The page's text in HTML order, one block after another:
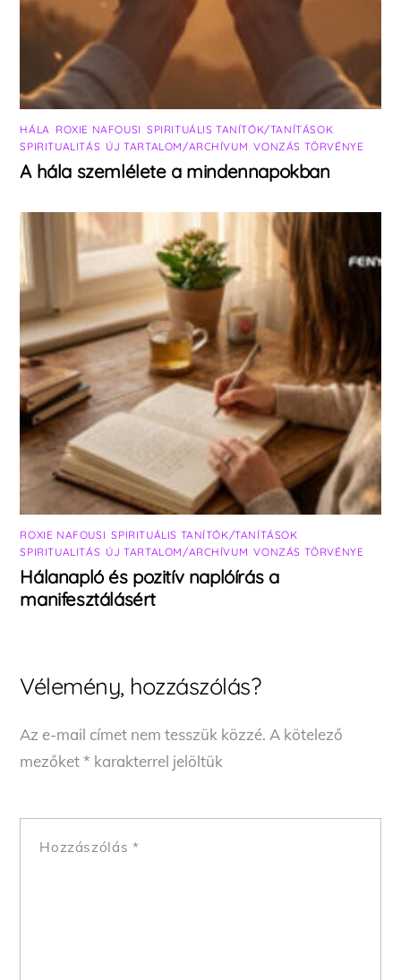
HÁLA ROXIE NAFOUSI SPIRITUÁLIS TANÍTÓK/TANÍTÁSOK
SPIRITUALITÁS ÚJ TARTALOM/ARCHÍVUM ,VONZÁS TÖRVÉNYE
A hála szemlélete a mindennapokban
ROXIE NAFOUSI ,SPIRITUÁLIS TANÍTÓK/TANÍTÁSOK
SPIRITUALITÁS ÚJ TARTALOM/ARCHÍVUM ,VONZÁS TÖRVÉNYE
Hálanapló és pozitív naplóírás a
manifesztálásért
Vélemény, hozzászólás?
Az e-mail címet nem tesszük közzé. A kötelező
mezőket* karakterrel jelöltük
Hozzászólás *